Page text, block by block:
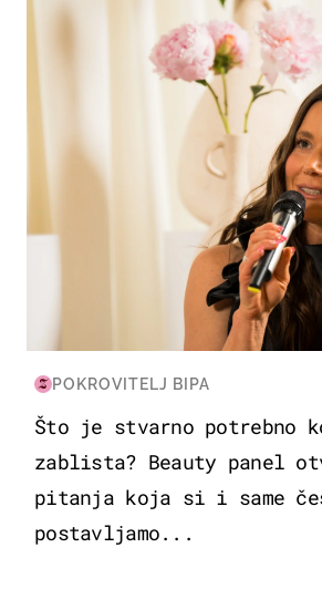
MODA & LJEPOTA
POKROVITELJ BIPA
Što je stvarno potrebno
zablista? Beauty panel
pitanja koja si i same
postavljamo...